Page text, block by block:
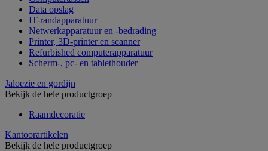
Data opslag
IT-randapparatuur
Netwerkapparatuur en -bedrading
Printer, 3D-printer en scanner
Refurbished computerapparatuur
Scherm-, pc- en tablethouder
Jaloezie en gordijn
Bekijk de hele productgroep
Raamdecoratie
Kantoorartikelen
Bekijk de hele productgroep